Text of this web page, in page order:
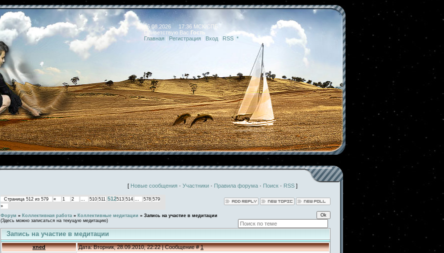
06.08.2026 17:36 МСК/СПБ
Приветствую Вас Гость
Главная | Регистрация | Вход RSS *
[ Новые сообщения · Участники · Правила форума · Поиск · RSS ]
Страница 512 из 579 « 1 2 … 510 511 512513 514 … 578 579
»
Форум » Коллективная работа » Коллективные медитации » Запись на участие в медитации
(Здесь можно записаться на текущую медитацию)
Запись на участие в медитации
xned Дата: Вторник, 28.09.2010, 22:22 | Сообщение #1